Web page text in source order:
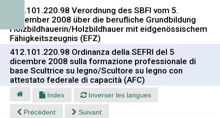
412.101.220.98 Verordnung des SBFI vom 5.
Dezember 2008 über die berufliche Grundbildung
Holzbildhauerin/Holzbildhauer mit eidgenössischem
Fähigkeitszeugnis (EFZ)
412.101.220.98 Ordinanza della SEFRI del 5
dicembre 2008 sulla formazione professionale di
base Scultrice su legno/Scultore su legno con
attestato federale di capacità (AFC)
Index Inverser les langues
Précédent Suivant